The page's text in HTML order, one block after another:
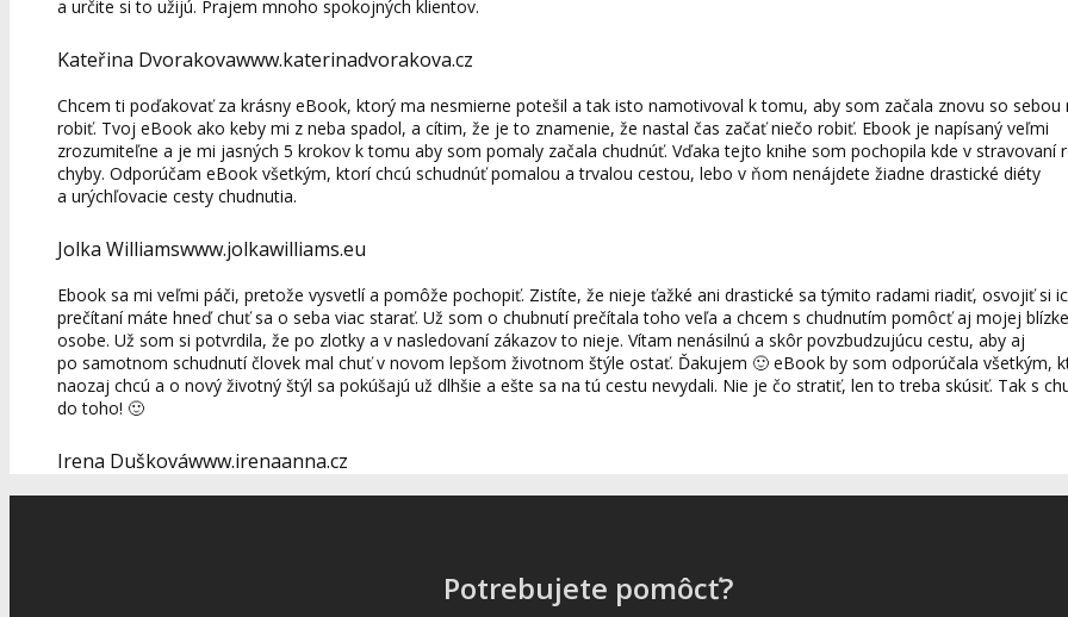
a určite si to užijú. Prajem mnoho spokojných klientov.
Kateřina Dvorakovawww.katerinadvorakova.cz
Chcem ti poďakovať za krásny eBook, ktorý ma nesmierne potešil a tak isto namotivoval k tomu, aby som začala znovu so sebou
robiť. Tvoj eBook ako keby mi z neba spadol, a cítim, že je to znamenie, že nastal čas začať niečo robiť. Ebook je napísaný veľmi
zrozumiteľne a je mi jasných 5 krokov k tomu aby som pomaly začala chudnúť. Vďaka tejto knihe som pochopila kde v stravovaní
chyby. Odporúčam eBook všetkým, ktorí chcú schudnúť pomalou a trvalou cestou, lebo v ňom nenájdete žiadne drastické diéty
a urýchľovacie cesty chudnutia.
Jolka Williamswww.jolkawilliams.eu
Ebook sa mi veľmi páči, pretože vysvetlí a pomôže pochopiť. Zistíte, že nieje ťažké ani drastické sa týmito radami riadiť, osvojiť si
prečítaní máte hneď chuť sa o seba viac starať. Už som o chubnutí prečítala toho veľa a chcem s chudnutím pomôcť aj mojej
osobe. Už som si potvrdila, že po zlotky a v nasledovaní zákazov to nieje. Vítam nenásilnú a skôr povzbudzujúcu cestu, aby aj
po samotnom schudnutí človek mal chuť v novom lepšom životnom štýle ostať. Ďakujem 🙂 eBook by som odporúčala všetkým,
naozaj chcú a o nový životný štýl sa pokúšajú už dlhšie a ešte sa na tú cestu nevydali. Nie je čo stratiť, len to treba skúsiť. Tak s
do toho! 🙂
Irena Duškováwww.irenaanna.cz
Potrebujete pomôcť?